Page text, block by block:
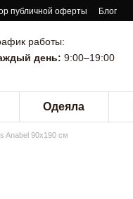
публичной оферты Блог
работы:
день: 9:00–19:00
Одеяла
Anabel 90x190 см